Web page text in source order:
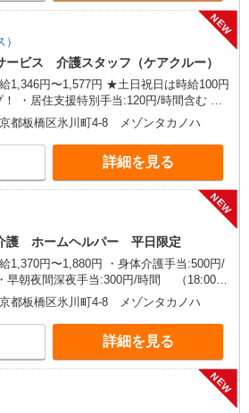
ー府中】東京都府中市武蔵台二丁目20-16
ド樹庵1階 【立川営業所】東京都立川市富
一丁目21-18 野村ビル101号室 【在宅介護
ー成瀬】東京都町田市南成瀬五丁目1-6 コ
益ナルセ B1F
NEW
ービス 介護スタッフ（ケアクルー）
円〜1,577円 ★土日祝日は時給100円
！ ・居住支援特別手当:120円/時間含む ※
は資格・経験等による
都板橋区氷川町4-8 メゾンタカノハ
詳細を見る
NEW
護 ホームヘルパー 平日限定
円〜1,880円 ・身体介護手当:500円/
早朝夜間深夜手当:300円/時間 （18:00〜
の時間帯） ・ICT手当:2,000円/月 ・ケア
移動時間も賃金（時給）を支給 ※給与幅
・経験等による
都板橋区氷川町4-8 メゾンタカノハ
詳細を見る
NEW